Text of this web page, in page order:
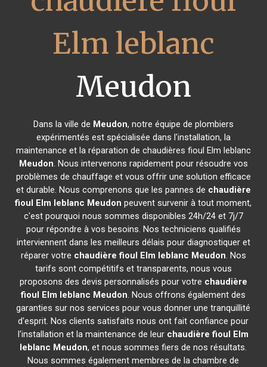
Elm leblanc
Meudon
Dans la ville de Meudon, notre équipe de plombiers
expérimentés est spécialisée dans l'installation, la
maintenance et la réparation de chaudières fioul Elm leblanc
Meudon. Nous intervenons rapidement pour résoudre vos
problèmes de chauffage et vous offrir une solution efficace
et durable. Nous comprenons que les pannes de chaudière
fioul Elm leblanc Meudon peuvent survenir à tout moment,
c'est pourquoi nous sommes disponibles 24h/24 et 7j/7
pour répondre à vos besoins. Nos techniciens qualifiés
interviennent dans les meilleurs délais pour diagnostiquer et
réparer votre chaudière fioul Elm leblanc Meudon. Nos
tarifs sont compétitifs et transparents, nous vous
proposons des devis personnalisés pour votre chaudière
fioul Elm leblanc Meudon. Nous offrons également des
garanties sur nos services pour vous donner une tranquillité
d'esprit. Nos clients satisfaits nous ont fait confiance pour
l'installation et la maintenance de leur chaudière fioul Elm
leblanc Meudon, et nous sommes fiers de nos résultats.
Nous sommes également membres de la chambre de